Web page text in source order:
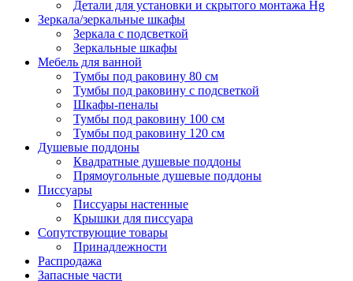
Детали для установки и скрытого монтажа Hg
Зеркала/зеркальные шкафы
Зеркала с подсветкой
Зеркальные шкафы
Мебель для ванной
Тумбы под раковину 80 см
Тумбы под раковину с подсветкой
Шкафы-пеналы
Тумбы под раковину 100 см
Тумбы под раковину 120 см
Душевые поддоны
Квадратные душевые поддоны
Прямоугольные душевые поддоны
Писсуары
Писсуары настенные
Крышки для писсуара
Сопутствующие товары
Принадлежности
Распродажа
Запасные части